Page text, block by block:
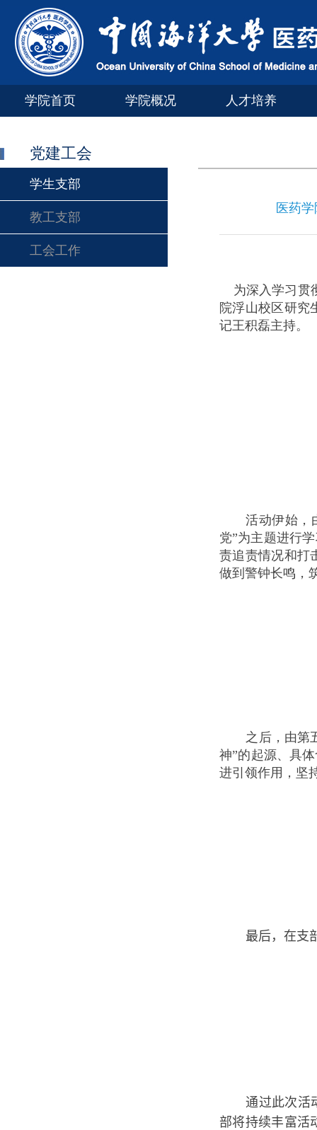
学院首页 学院概况 人才培养
党建工会
学生支部
教工支部
工会工作
医药
为深入学习贯
院浮山校区研究
记王积磊主持。
活动伊始，
党”为主题进行
责追责情况和打
做到警钟长鸣，
之后，由第
神”的起源、具
进引领作用，坚
最后，在支
通过此次活
部将持续丰富活